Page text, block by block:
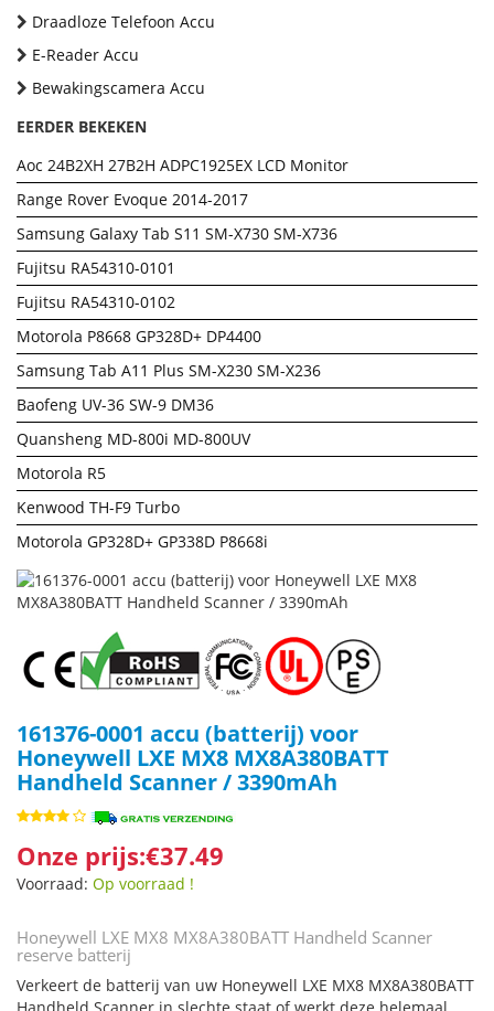
Draadloze Telefoon Accu
E-Reader Accu
Bewakingscamera Accu
EERDER BEKEKEN
Aoc 24B2XH 27B2H ADPC1925EX LCD Monitor
Range Rover Evoque 2014-2017
Samsung Galaxy Tab S11 SM-X730 SM-X736
Fujitsu RA54310-0101
Fujitsu RA54310-0102
Motorola P8668 GP328D+ DP4400
Samsung Tab A11 Plus SM-X230 SM-X236
Baofeng UV-36 SW-9 DM36
Quansheng MD-800i MD-800UV
Motorola R5
Kenwood TH-F9 Turbo
Motorola GP328D+ GP338D P8668i
161376-0001 accu (batterij) voor
Honeywell LXE MX8 MX8A380BATT
Handheld Scanner / 3390mAh
Onze prijs:€37.49
Voorraad: Op voorraad !
Honeywell LXE MX8 MX8A380BATT Handheld Scanner
reserve batterij
Verkeert de batterij van uw Honeywell LXE MX8 MX8A380BATT